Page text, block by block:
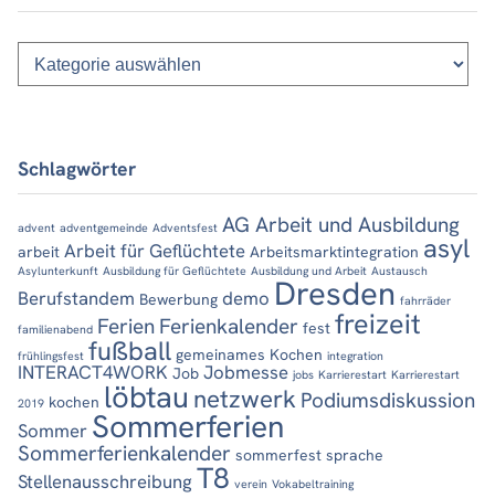
Kategorien
Schlagwörter
advent adventgemeinde Adventsfest AG Arbeit und Ausbildung
arbeit Arbeit für Geflüchtete Arbeitsmarktintegration asyl
Asylunterkunft Ausbildung für Geflüchtete Ausbildung und Arbeit Austausch
Berufstandem Bewerbung demo Dresden fahrräder
familienabend Ferien Ferienkalender fest freizeit
frühlingsfest fußball gemeinames Kochen integration
INTERACT4WORK Job Jobmesse jobs Karrierestart Karrierestart
2019 kochen löbtau netzwerk Podiumsdiskussion
Sommer Sommerferien
Sommerferienkalender sommerfest sprache
Stellenausschreibung T8 verein Vokabeltraining